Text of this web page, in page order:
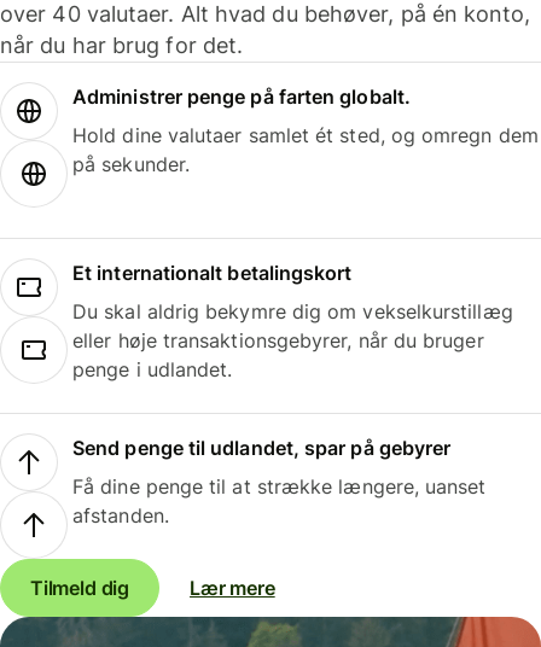
over 40 valutaer. Alt hvad du behøver, på én konto,
når du har brug for det.
Administrer penge på farten globalt.
Hold dine valutaer samlet ét sted, og omregn dem
på sekunder.
Et internationalt betalingskort
Du skal aldrig bekymre dig om vekselkurstillæg
eller høje transaktionsgebyrer, når du bruger
penge i udlandet.
Send penge til udlandet, spar på gebyrer
Få dine penge til at strække længere, uanset
afstanden.
Tilmeld dig Lær mere